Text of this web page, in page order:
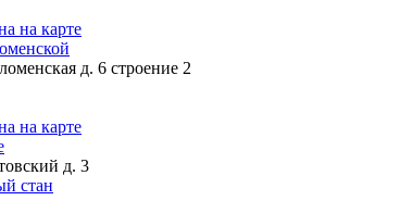
на карте
д. 6 строение 2
на карте
д. 3
стан